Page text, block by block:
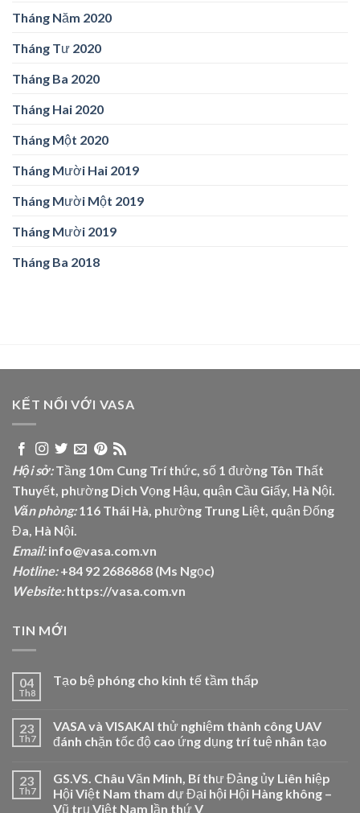
Tháng Năm 2020
Tháng Tư 2020
Tháng Ba 2020
Tháng Hai 2020
Tháng Một 2020
Tháng Mười Hai 2019
Tháng Mười Một 2019
Tháng Mười 2019
Tháng Ba 2018
KẾT NỐI VỚI VASA
Hội sở:Tầng 10m Cung Trí thức, số 1 đường Tôn Thất
Thuyết, phường Dịch Vọng Hậu, quận Cầu Giấy, Hà Nội.
Văn phòng:116 Thái Hà, phường Trung Liệt, quận Đống
Đa, Hà Nội.
Email:info@vasa.com.vn
Hotline:+84 92 2686868 (Ms Ngọc)
Website: https://vasa.com.vn
TIN MỚI
04
Th8
Tạo bệ phóng cho kinh tế tầm thấp
23
Th7
VASA và VISAKAI thử nghiệm thành công UAV
đánh chặn tốc độ cao ứng dụng trí tuệ nhân tạo
23
Th7
GS.VS. Châu Văn Minh, Bí thư Đảng ủy Liên hiệp
Hội Việt Nam tham dự Đại hội Hội Hàng không –
Vũ trụ Việt Nam lần thứ V